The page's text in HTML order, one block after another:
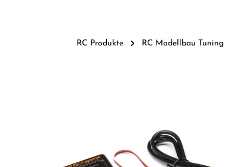
RC Produkte RC Modellbau